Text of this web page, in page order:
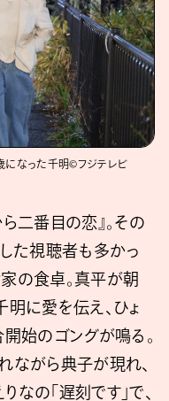
なった千明©フジテレビ
二番目の恋』。その
した視聴者も多かっ
の食卓。真平が朝
明に愛を伝え、ひょ
始のゴングが鳴る。
ながら典子が現れ、
の「遅刻です」で、